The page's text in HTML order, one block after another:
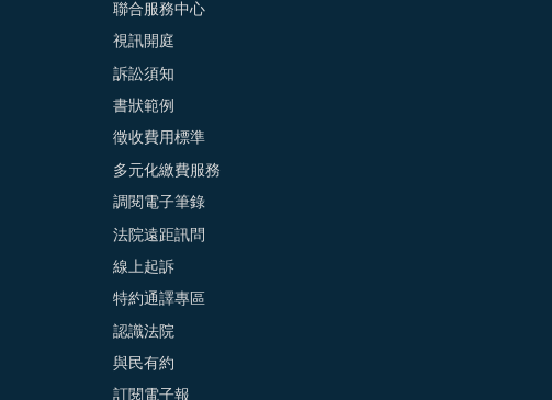
聯合服務中心
視訊開庭
訴訟須知
書狀範例
徵收費用標準
多元化繳費服務
調閱電子筆錄
法院遠距訊問
線上起訴
特約通譯專區
認識法院
與民有約
訂閱電子報